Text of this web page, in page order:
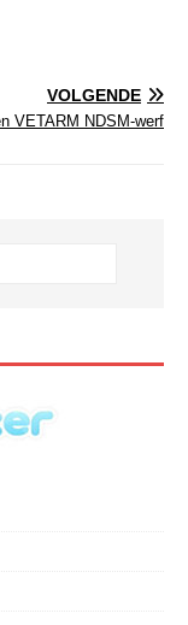
VOLGENDE
VETARM NDSM-werf